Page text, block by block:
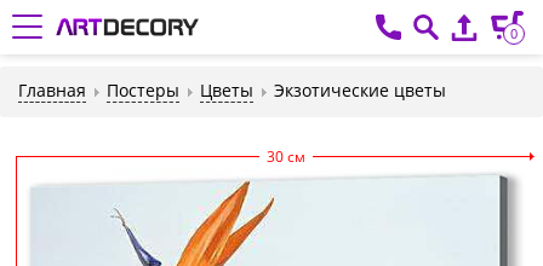
0
Главная Постеры Цветы Экзотические цветы
30 см